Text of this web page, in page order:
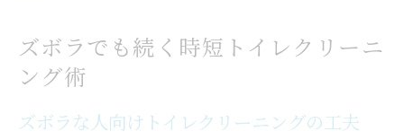
ズボラでも続く時短トイレクリーニ
ング術
ズボラな人向けトイレクリーニングの工夫